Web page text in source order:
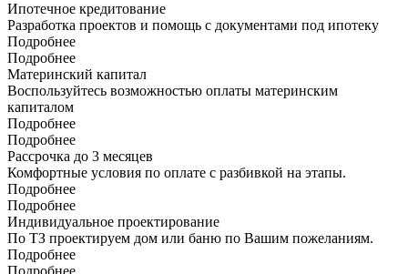
Ипотечное кредитование
Разработка проектов и помощь с документами под ипотеку
Подробнее
Подробнее
Материнский капитал
Воспользуйтесь возможностью оплаты материнским
капиталом
Подробнее
Подробнее
Рассрочка до 3 месяцев
Комфортные условия по оплате с разбивкой на этапы.
Подробнее
Подробнее
Индивидуальное проектирование
По ТЗ проектируем дом или баню по Вашим пожеланиям.
Подробнее